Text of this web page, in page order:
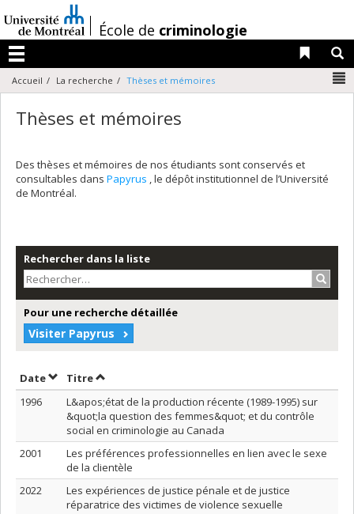
au
contenu
/École de criminologie
Menu
Liens
Accueil La recherche Thèses et mémoires
Thèses et mémoires
Des thèses et mémoires de nos étudiants sont conservés et
consultables dans Papyrus , le dépôt institutionnel de l’Université
de Montréal.
Rechercher dans la liste
Pour une recherche détaillée
Visiter Papyrus
DateTrier par date en ordre croissant
TitreTrier par titre en ordre croissant
1996
L&apos;état de la production récente (1989-1995) sur
&quot;la question des femmes&quot; et du contrôle
social en criminologie au Canada
2001
Les préférences professionnelles en lien avec le sexe
de la clientèle
2022
Les expériences de justice pénale et de justice
réparatrice des victimes de violence sexuelle